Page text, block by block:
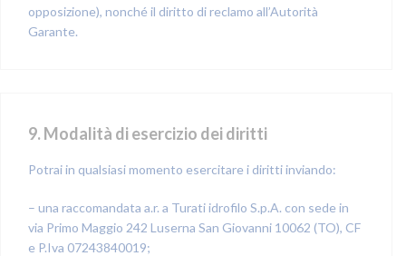
opposizione), nonché il diritto di reclamo all’Autorità
Garante.
9. Modalità di esercizio dei diritti
Potrai in qualsiasi momento esercitare i diritti inviando:
– una raccomandata a.r. a Turati idrofilo S.p.A. con sede in
via Primo Maggio 242 Luserna San Giovanni 10062 (TO), CF
e P.Iva 07243840019;